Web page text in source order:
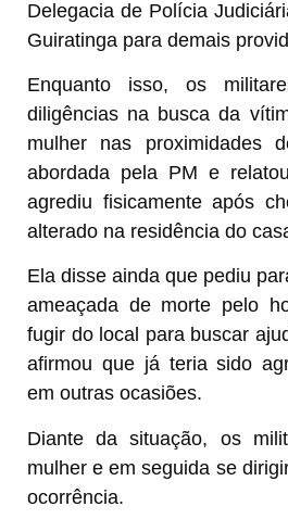
Delegacia de Polícia
Guiratinga para demais
Enquanto isso, os
diligências na busca da
mulher nas proximidades
abordada pela PM e
agrediu fisicamente após
alterado na residência do
Ela disse ainda que pediu
ameaçada de morte pelo
fugir do local para buscar
afirmou que já teria sido
em outras ocasiões.
Diante da situação, os
mulher e em seguida se
ocorrência.